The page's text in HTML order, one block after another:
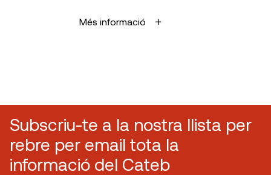
Més informació
Subscriu-te a la nostra llista per
rebre per email tota la
informació del Cateb